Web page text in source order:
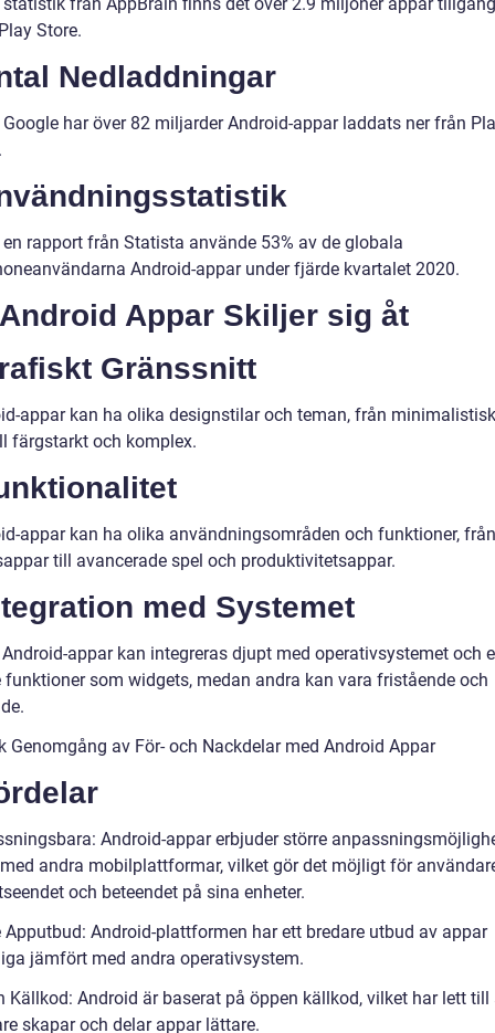
Store.
Nedladdningar
har över 82 miljarder Android-appar laddats ner från
rapport från Statista använde 53% av de globala
Android-appar under fjärde kvartalet 2020.
Appar Skiljer sig åt
Gränssnitt
appar kan ha olika designstilar och teman, från
färgstarkt och komplex.
appar kan ha olika användningsområden och funktioner,
till avancerade spel och produktivitetsappar.
med Systemet
appar kan integreras djupt med operativsystemet och
funktioner som widgets, medan andra kan vara fristående och
Genomgång av För- och Nackdelar med Android Appar
Android-appar erbjuder större
andra mobilplattformar, vilket gör det möjligt för
och beteendet på sina enheter.
Apputbud: Android-plattformen har ett bredare utbud av appar
jämfört med andra operativsystem.
Källkod: Android är baserat på öppen källkod, vilket har lett till
skapar och delar appar lättare.